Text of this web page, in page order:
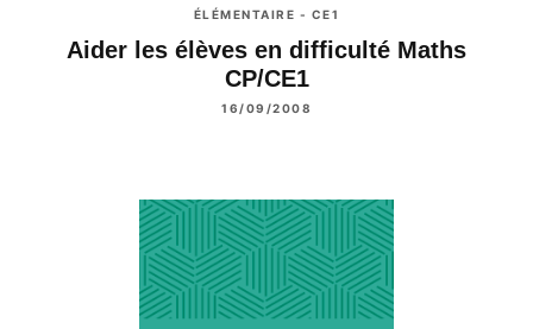
ÉLÉMENTAIRE - CE1
Aider les élèves en difficulté Maths
CP/CE1
16/09/2008